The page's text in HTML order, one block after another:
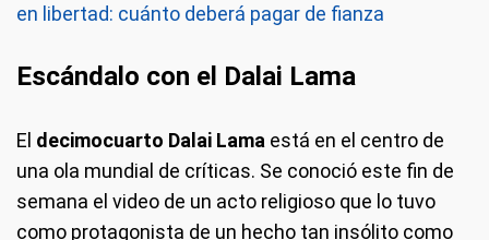
en libertad: cuánto deberá pagar de fianza
Escándalo con el Dalai Lama
El decimocuarto Dalai Lama está en el centro de
una ola mundial de críticas. Se conoció este fin de
semana el video de un acto religioso que lo tuvo
como protagonista de un hecho tan insólito como